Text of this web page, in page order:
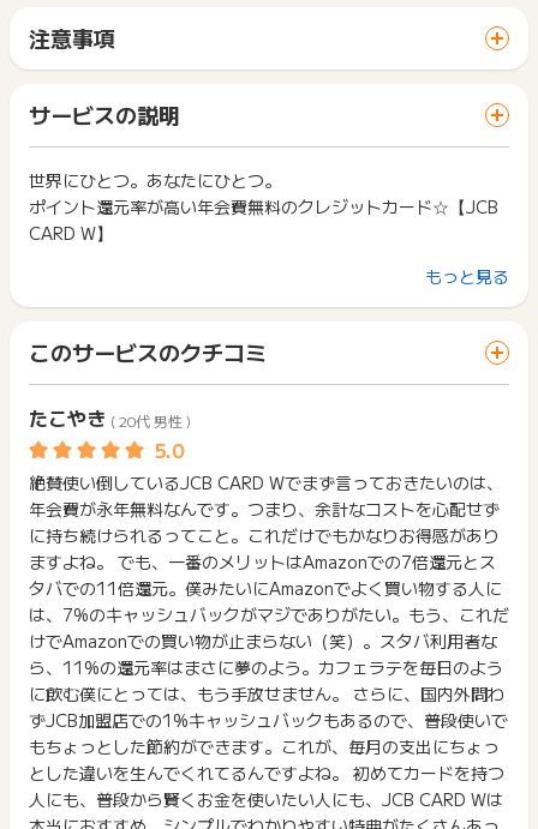
【獲得対象外】
・同一ユーザーの二回目以降の申込はポイント対象外です。
・既に「JCB ORIGINAL SERIES」を保有しているユーザーに
ついては切り替えになる為、対象外
※JCB ORIGINAL SERIESは以下券種を指します。
・JCB一般カード
・JCBゴールド
・JCBプラチナ
・JCBカード S
・JCBカード/プラスANAマイレージクラブ
・17歳以下、又は40歳以上の方（※高校生を除く18歳以上ので
学生はOK）
・本人確認方法として、インターネットでお支払い口座設定
（オンライン口座設定）が出来ない方
※サイトに移動してから、お申し込みやお買い物が完了するまで
の間に他のサイトに移動した場合には、ポイント獲得できませ
ん。
クライアントページに訪問してから、お買い物/申込が完了する
まで、必ず同じブラウザをご利用ください。
ご利用日から6ヶ月以上経過している場合、ポイントに関する
調査を承ることができません。
あらかじめご了承ください。
※ポイントに関するお問い合わせは、ポイントタウンのサポート
までお問い合わせください。ポイントについて、広告主に直接
サイトに移動してからお申し込みやお買い物が完了するまでの
間に、同じブラウザ（※）で他のサイトに移動した場合はポイン
ト獲得ができません。
ス・お買い物利用時で、デバイス・ブラウザが異なる場合はポ
イント獲得ができません。
2回以上同じお買い物・サービスをご利用される場合は、毎回
ポイントタウンに戻り、「 カード発行でポイントGET 」ボタ
ンを押してからご利用ください。
下記の事項に該当する場合、広告主側で対象外とみなし、「獲
い物を複数回ご利用された場合
・他のポイントサイトや比較サイト、検索サイトなどを経由し
て一度でも同サービス・お買い物を利用されたことがある場合
ご利用前には、Cookieの削除をおこなっていただくことを推奨
します。
サービス・お買い物利用時にお電話など2つ以上の申し込み方
法がある場合、必ずサイト上のWEBフォームからお申し込みく
ださい。
各サービス・お買い物に掲載されている獲得条件を必ずよくお
読みください。
お申し込みやお買い物後、利用したサイトから送られる購入完
了などのメールは、ポイント獲得するまで必ず保管してくださ
い。
獲得待ち・獲得失敗の状態でお問い合わせされる際に、該当の
メールを送っていただく場合がございます。
そのため、紛失・破棄された場合は対応いたしかねますので、
ご注意ください。
(※) SafariやChromeなどwebサイトを表示するアプリのこと
注意事項
一部のサービスにつきましては、1商品につき10円単位の金額
は切り捨てとなります。
ポイント獲得が1ポイント未満のものは切り捨てとなり、ポイ
ント履歴には記載されません。
原則として広告主側のポイント等を利用して支払われた金額分
につきましては、ポイントタウンのポイント獲得の対象には含
まれません。
広告主が運営しているサービスの都合もしくは会員様の都合で
商品の交換や一部でもキャンセルされた場合、ポイントが無効
になる可能性もございます。
ン期間が予告なしに変更される場合がございますが、ご利用さ
れた時点の条件が適用されます。
っているため、広告主はポイントに関する詳細を把握しており
ません。
そのため、ポイントタウンのポイントに関するお問い合わせを
広告主様に直接行わないようお願いいたします。
掲載中のプログラムの掲載終了日はあくまで予定となってお
り、急遽終了となる場合がございます。
広告に遷移しない場合は掲載が終了となっておりポイントが獲
得できませんので、ご注意くださいませ。
ご利用から半年以上経過している場合、ポイントに関する調査
を承ることができません。
あらかじめご了承ください。
サービスの説明
世界にひとつ。あなたにひとつ。
ポイント還元率が高い年会費無料のクレジットカード☆【JCB
CARD W】
国内・海外どこでご利用になってもポイント2倍！
■年会費はずっと無料！
年会費を気にせず、おトクにお買い物をお楽しみになれます。
（お申し込み対象は39歳まで）
■明細の確認はWEBから
ご入会と同時に、会員専用WEBサービス「MyJCB（マイジェー
シービー）」と「MyJチェック」に
自動登録されます。郵送の「カードご利用代金明細書」は発行
されませんので、MyJCBでご確認ください。
■「WEB入会限定」のカード
本ページからすぐにお申し込みになれます！！ ※お申し込みは3
9歳までとなります。
★キャンペーン詳細★
【1】スマホ決済利用で20％還元キャンペーン
期間中に対象の利用に対して20%還元（最大12,000円）
※キャンペーン期間：2026年4月1日（水）～ ※終了時期は未
もっと見る
このサービスのクチコミ
たこやき ( 20代 男性 )
絶賛使い倒しているJCB CARD Wでまず言っておきたいのは、
年会費が永年無料なんです。つまり、余計なコストを心配せず
に持ち続けられるってこと。これだけでもかなりお得感があり
ますよね。 でも、一番のメリットはAmazonでの7倍還元とス
タバでの11倍還元。僕みたいにAmazonでよく買い物する人に
は、7%のキャッシュバックがマジでありがたい。もう、これだ
けでAmazonでの買い物が止まらない（笑）。スタバ利用者な
ら、11%の還元率はまさに夢のよう。カフェラテを毎日のよう
に飲む僕にとっては、もう手放せません。 さらに、国内外問わ
ずJCB加盟店での1%キャッシュバックもあるので、普段使いで
もちょっとした節約ができます。これが、毎月の支出にちょっ
とした違いを生んでくれてるんですよね。 初めてカードを持つ
人にも、普段から賢くお金を使いたい人にも、JCB CARD Wは